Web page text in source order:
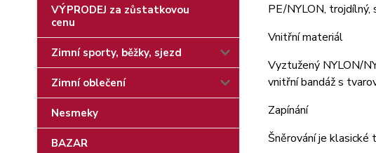
VÝPRODEJ za zůstatkovou
cenu
Zimní sporty, běžky, sjezd
Zimní oblečení
Nesmeky
BAZAR
PE/NYLON,
Vnitřní materiál
Vyztužený NYLON/
vnitřní bandáž s
Zapínání
Šněrování je klasické